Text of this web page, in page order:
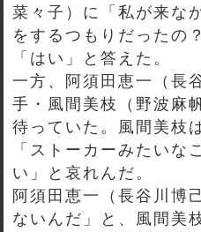
菜々子）に「私が来な
をするつもりだったの
「はい」と答えた。
一方、阿須田恵一（長
手・風間美枝（野波麻
待っていた。風間美枝
「ストーカーみたいな
い」と哀れんだ。
阿須田恵一（長谷川博
ないんだ」と、風間美